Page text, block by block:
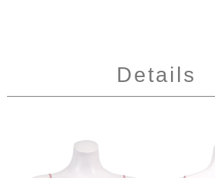
Details